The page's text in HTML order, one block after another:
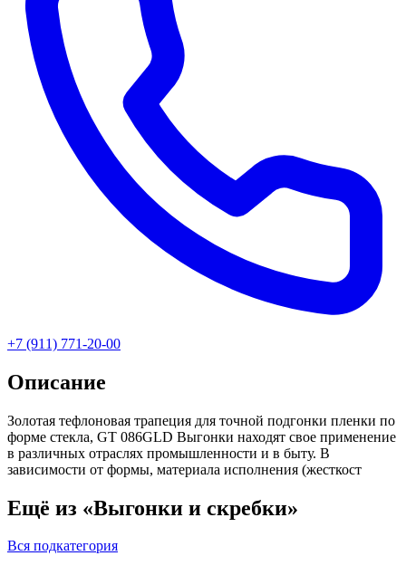
+7 (911) 771-20-00
Описание
Золотая тефлоновая трапеция для точной подгонки пленки по
форме стекла, GT 086GLD Выгонки находят свое применение
в различных отраслях промышленности и в быту. В
зависимости от формы, материала исполнения (жесткост
Ещё из «Выгонки и скребки»
Вся подкатегория